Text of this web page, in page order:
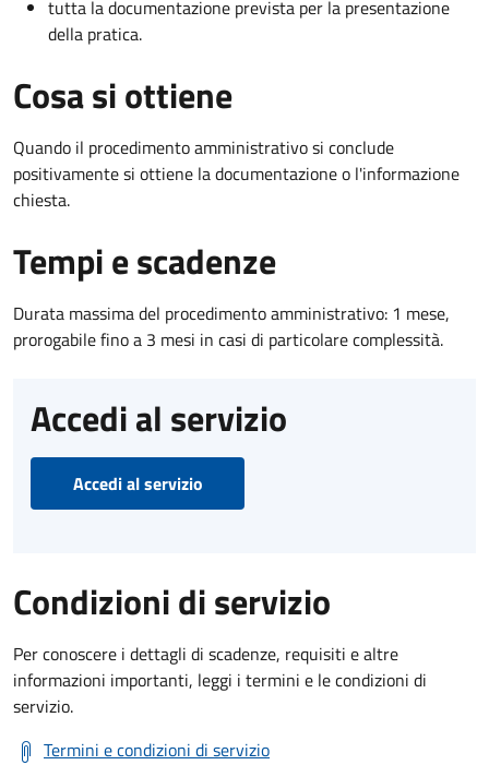
tutta la documentazione prevista per la presentazione
della pratica.
Cosa si ottiene
Quando il procedimento amministrativo si conclude
positivamente si ottiene la documentazione o l'informazione
chiesta.
Tempi e scadenze
Durata massima del procedimento amministrativo: 1 mese,
prorogabile fino a 3 mesi in casi di particolare complessità.
Accedi al servizio
Accedi al servizio
Condizioni di servizio
Per conoscere i dettagli di scadenze, requisiti e altre
informazioni importanti, leggi i termini e le condizioni di
servizio.
Termini e condizioni di servizio